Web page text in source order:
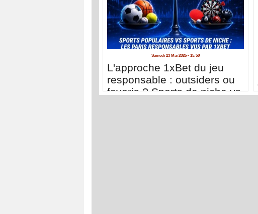
Samedi 23 Mai 2026 - 15:50
L'approche 1xBet du jeu
responsable : outsiders ou
favoris ? Sports de niche vs